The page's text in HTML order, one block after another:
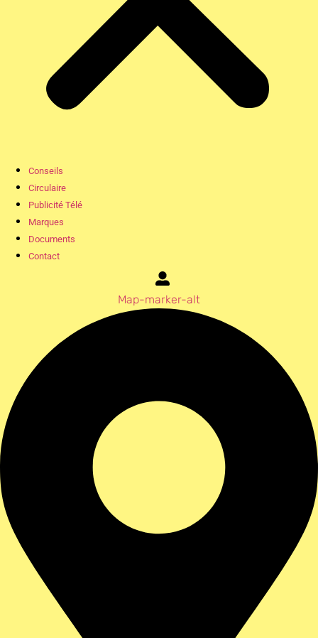
Conseils
Circulaire
Publicité Télé
Marques
Documents
Contact
Map-marker-alt